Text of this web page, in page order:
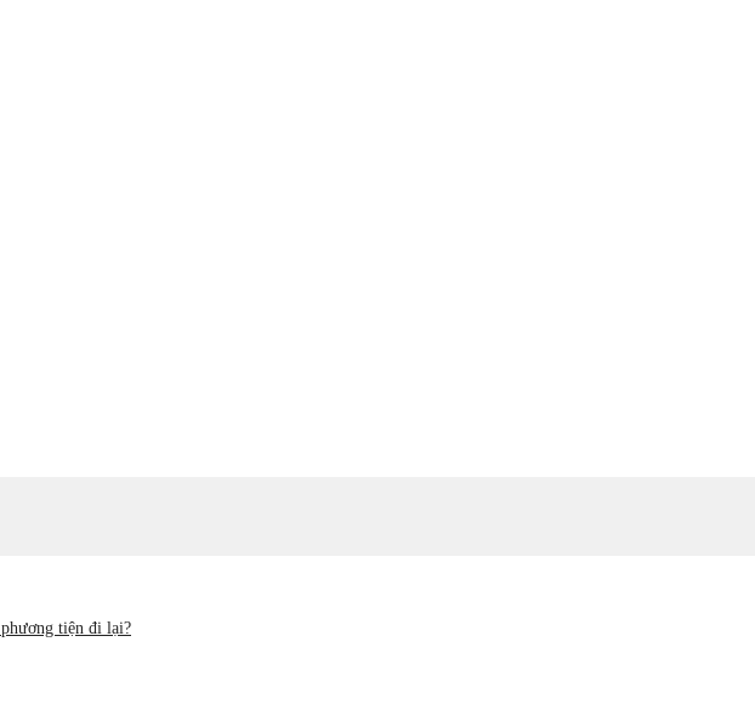
tiện đi lại?